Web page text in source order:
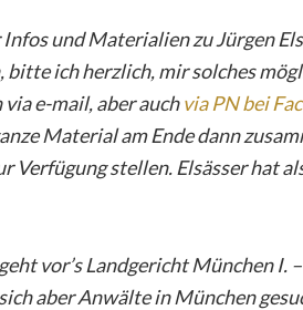
und Materialien zu Jürgen
ich herzlich, mir solches
e-mail, aber auchvia PN bei
Material am Ende dann
Verfügung stellen. Elsässer hat
vor’s Landgericht München I.
aber Anwälte in München